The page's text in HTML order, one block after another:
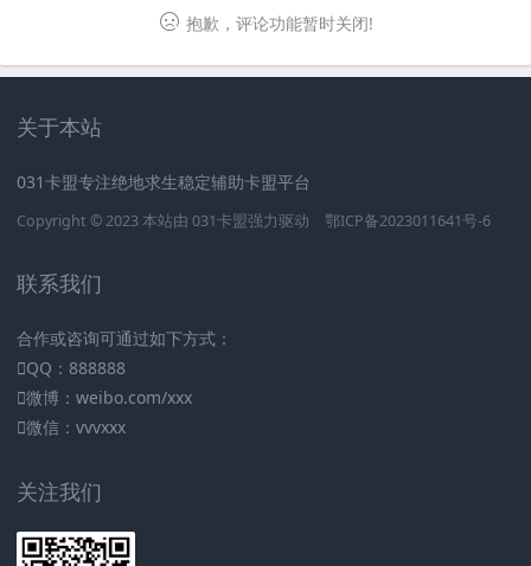
抱歉，评论功能暂时关闭!
关于本站
031卡盟专注绝地求生稳定辅助卡盟平台
Copyright © 2023 本站由 031卡盟强力驱动 鄂ICP备2023011641号-6
联系我们
合作或咨询可通过如下方式：
QQ：888888
微博：weibo.com/xxx
微信：vvvxxx
关注我们